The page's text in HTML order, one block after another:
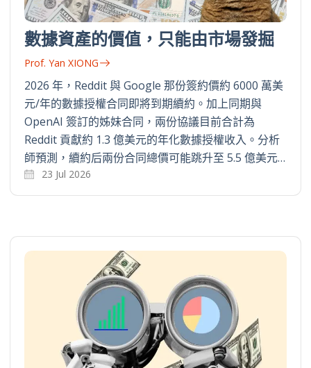
數據資產的價值，只能由市場發掘
Prof. Yan XIONG
2026 年，Reddit 與 Google 那份簽約價約 6000 萬美
元/年的數據授權合同即將到期續約。加上同期與
OpenAI 簽訂的姊妹合同，兩份協議目前合計為
Reddit 貢獻約 1.3 億美元的年化數據授權收入。分析
師預測，續約后兩份合同總價可能跳升至 5.5 億美元…
23 Jul 2026